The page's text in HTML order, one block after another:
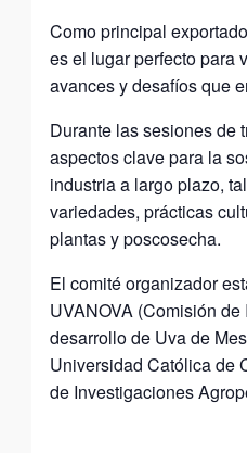
Como principal
es el lugar perfecto para
avances y desafíos que
Durante las sesiones de
aspectos clave para la
industria a largo plazo,
variedades, prácticas
plantas y poscosecha.
El comité organizador
UVANOVA (Comisión
desarrollo de Uva de
Universidad Católica de
de Investigaciones